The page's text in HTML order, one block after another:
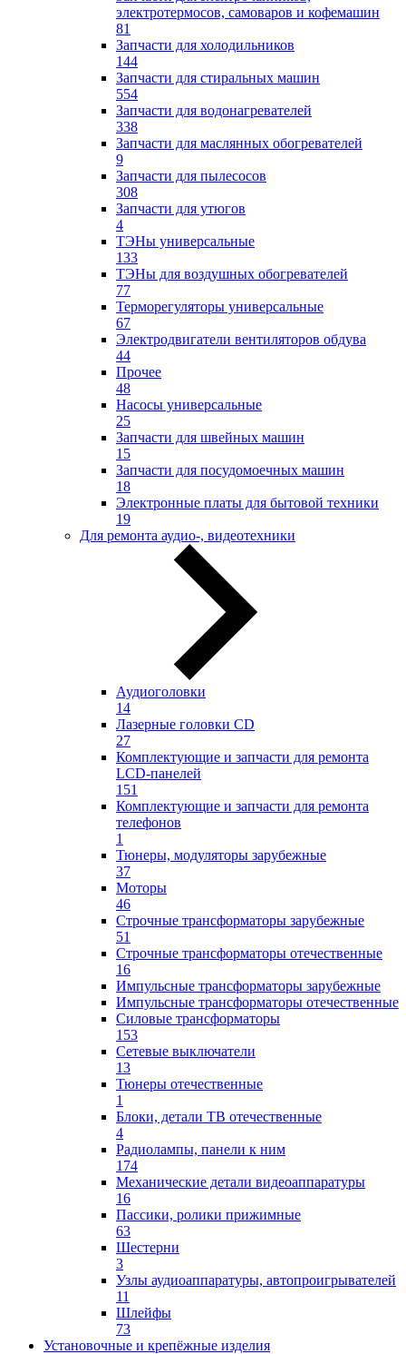
электротермосов, самоваров и кофемашин
81
Запчасти для холодильников
144
Запчасти для стиральных машин
554
Запчасти для водонагревателей
338
Запчасти для маслянных обогревателей
9
Запчасти для пылесосов
308
Запчасти для утюгов
4
ТЭНы универсальные
133
ТЭНы для воздушных обогревателей
77
Терморегуляторы универсальные
67
Электродвигатели вентиляторов обдува
44
Прочее
48
Насосы универсальные
25
Запчасти для швейных машин
15
Запчасти для посудомоечных машин
18
Электронные платы для бытовой техники
19
Для ремонта аудио-, видеотехники
Аудиоголовки
14
Лазерные головки CD
27
Комплектующие и запчасти для ремонта
LCD-панелей
151
Комплектующие и запчасти для ремонта
телефонов
1
Тюнеры, модуляторы зарубежные
37
Моторы
46
Строчные трансформаторы зарубежные
51
Строчные трансформаторы отечественные
16
Импульсные трансформаторы зарубежные
Импульсные трансформаторы отечественные
Силовые трансформаторы
153
Сетевые выключатели
13
Тюнеры отечественные
1
Блоки, детали ТВ отечественные
4
Радиолампы, панели к ним
174
Механические детали видеоаппаратуры
16
Пассики, ролики прижимные
63
Шестерни
3
Узлы аудиоаппаратуры, автопроигрывателей
11
Шлейфы
73
Установочные и крепёжные изделия